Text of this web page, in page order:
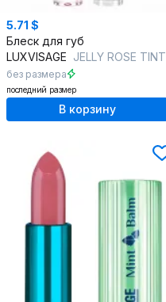
5.71 $
Блеск для губ
LUXVISAGE JELLY ROSE TINT EFFECT pH FORMULA 03 dark rose
без размера
последний размер
В корзину